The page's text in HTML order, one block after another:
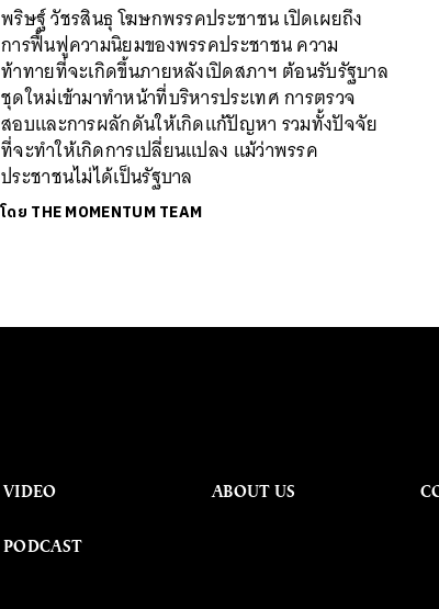
พริษฐ์ วัชรสินธุ โฆษกพรรคประชาชน เปิดเผยถึง
การฟื้นฟูความนิยมของพรรคประชาชน ความ
ท้าทายที่จะเกิดขึ้นภายหลังเปิดสภาฯ ต้อนรับรัฐบาล
ชุดใหม่เข้ามาทำหน้าที่บริหารประเทศ การตรวจ
สอบและการผลักดันให้เกิดแก้ปัญหา รวมทั้งปัจจัย
ที่จะทำให้เกิดการเปลี่ยนแปลง แม้ว่าพรรค
ประชาชนไม่ได้เป็นรัฐบาล
โดย THE MOMENTUM TEAM
VIDEO
PODCAST
ABOUT US
SHARE TWEET LINE EMAIL